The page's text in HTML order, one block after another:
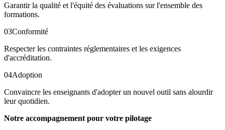
Garantir la qualité et l'équité des évaluations sur l'ensemble des
formations.
03Conformité
Respecter les contraintes réglementaires et les exigences
d'accréditation.
04Adoption
Convaincre les enseignants d'adopter un nouvel outil sans alourdir
leur quotidien.
Notre accompagnement pour votre pilotage